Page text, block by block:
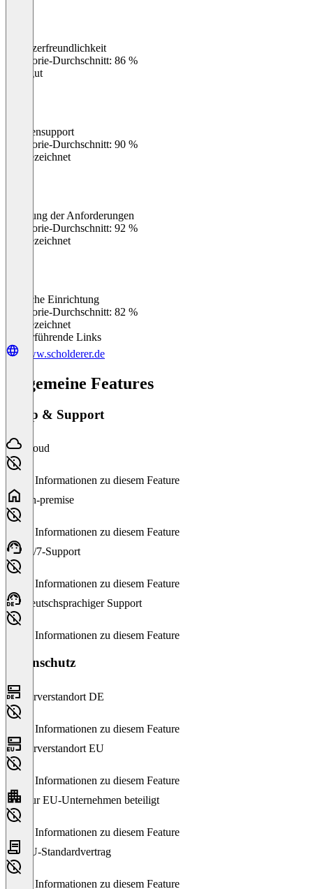
Benutzerfreundlichkeit
Kategorie-Durchschnitt: 86 %
Sehr gut
Kundensupport
Kategorie-Durchschnitt: 90 %
Ausgezeichnet
Erfüllung der Anforderungen
Kategorie-Durchschnitt: 92 %
Ausgezeichnet
Einfache Einrichtung
Kategorie-Durchschnitt: 82 %
Ausgezeichnet
Weiterführende Links
www.scholderer.de
Allgemeine Features
Setup & Support
Cloud
Keine Informationen zu diesem Feature
On-premise
Keine Informationen zu diesem Feature
24/7-Support
Keine Informationen zu diesem Feature
Deutschsprachiger Support
Keine Informationen zu diesem Feature
Datenschutz
Serverstandort DE
Keine Informationen zu diesem Feature
Serverstandort EU
Keine Informationen zu diesem Feature
Nur EU-Unternehmen beteiligt
Keine Informationen zu diesem Feature
EU-Standardvertrag
Keine Informationen zu diesem Feature